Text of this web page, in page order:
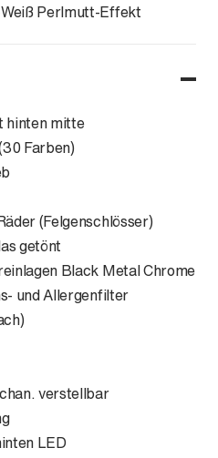
Perlmutt-Effekt
hinten mitte
Farben)
(Felgenschlösser)
getönt
Black Metal Chrome
und Allergenfilter
verstellbar
LED